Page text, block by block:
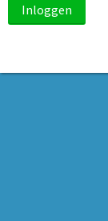
Inloggen